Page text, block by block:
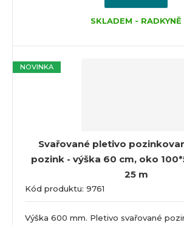
SKLADEM - RADKYNĚ
Svařované pletivo
pozink - výška 60 cm, oko
25 m
Kód produktu: 9761
NOVINKA
Výška 600 mm. Pletivo svařované